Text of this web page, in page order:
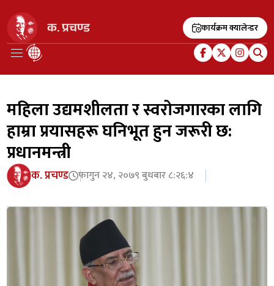
कार्यक्रम क्यालेन्डर
महिला उद्यमशीलता र स्वरोजगारका लागि
हाम्रा प्रयासहरू घनिभूत हुन जरूरी छ:
प्रधानमन्त्री
क. प्रचण्ड फागुन २४, २०७९ बुधबार ८:२६:४